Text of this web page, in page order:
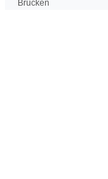
Brücken